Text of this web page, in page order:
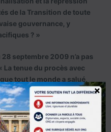
de la Transition de toute
gouvernance, y
? »
septembre 2009 n’a pas
La tenue du procès avec
tout le monde a salué,
eu des impacts positifs
et de la dignité humaines
et judiciaires qui
×